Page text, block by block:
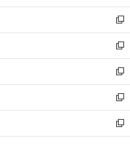
開
く
ウ
で
開
く
ウ
ィ
ン
ド
ウ
で
開
く
し
い
ウ
ィ
ン
ド
ウ
で
開
く
新
し
い
ウ
ィ
ン
ド
ウ
で
開
新
し
い
ウ
ィ
ン
ド
ウ
新
し
い
ウ
ィ
ン
新
し
い
ウ
新
し